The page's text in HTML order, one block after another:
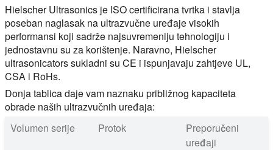
Hielscher Ultrasonics je ISO certificirana tvrtka i stavlja
poseban naglasak na ultrazvučne uređaje visokih
performansi koji sadrže najsuvremeniju tehnologiju i
jednostavnu su za korištenje. Naravno, Hielscher
ultrasonicators sukladni su CE i ispunjavaju zahtjeve UL,
CSA i RoHs.
Donja tablica daje vam naznaku približnog kapaciteta
obrade naših ultrazvučnih uređaja:
Volumen serije
Protok
Preporučeni
uređaji